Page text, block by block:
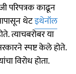
परिपत्रक काढून
थेटइथेनॉल
या
स्पष्ट केले होते.
विरोध होता.